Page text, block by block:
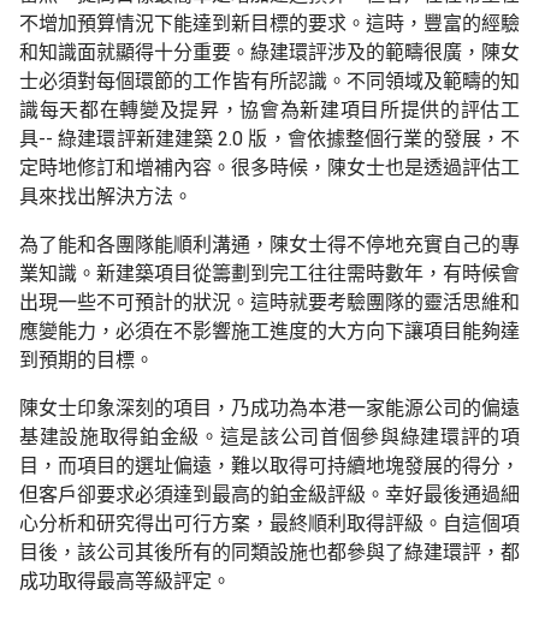
不增加預算情況下能達到新目標的要求 。這時 ，豐富的經驗
和知識面就顯得十分重要 。綠建環評涉及的範疇很廣，陳女
士必須對每個環節的工作皆有所認識 。不同領域及範疇的知
識每天都在轉變及提昇，協會為新建項目所提供的評估工
具--綠建環評新建建築 2.0 版， 會依據整個行業的發展，不
定時地修訂和增補內容。很多時候，陳女士也是透過評估工
具來找出解決方法。
為了能和各團隊能順利溝通，陳女士得不停地充實自己的專
業知識。新建築項目從籌劃到完工往往需時數年，有時候會
出現一些不可預計的狀況。這時就要考驗團隊的靈活思維和
應變能力，必須在不影響施工進度的大方向下讓項目能夠達
到預期的目標。
陳女士印象深刻的項目，乃成功為本港一家能源公司的偏遠
基建設施取得鉑金級。這是該公司首個參與綠建環評的項
目，而項目的選址偏遠，難以取得可持續地塊發展的得分，
但客戶卻要求必須達到最高的鉑金級評級。幸好最後通過細
心分析和研究得出可行方案，最終順利取得評級。自這個項
目後，該公司其後所有的同類設施也都參與了綠建環評，都
成功取得最高等級評定。